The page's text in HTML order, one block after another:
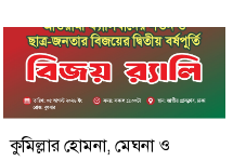
কুমিল্লার হোমনা, মেঘনা ও